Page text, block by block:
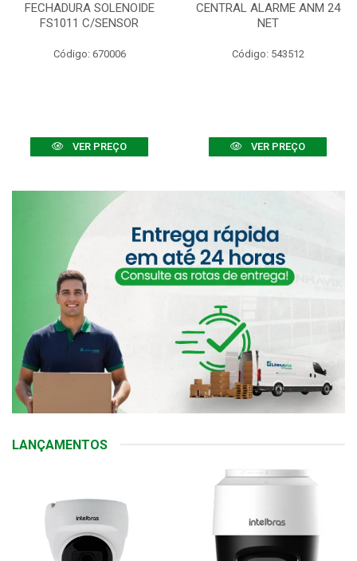
FECHADURA SOLENOIDE
FS1011 C/SENSOR
Código: 670006
VER PREÇO
CENTRAL ALARME ANM 24
NET
Código: 543512
VER PREÇO
LANÇAMENTOS